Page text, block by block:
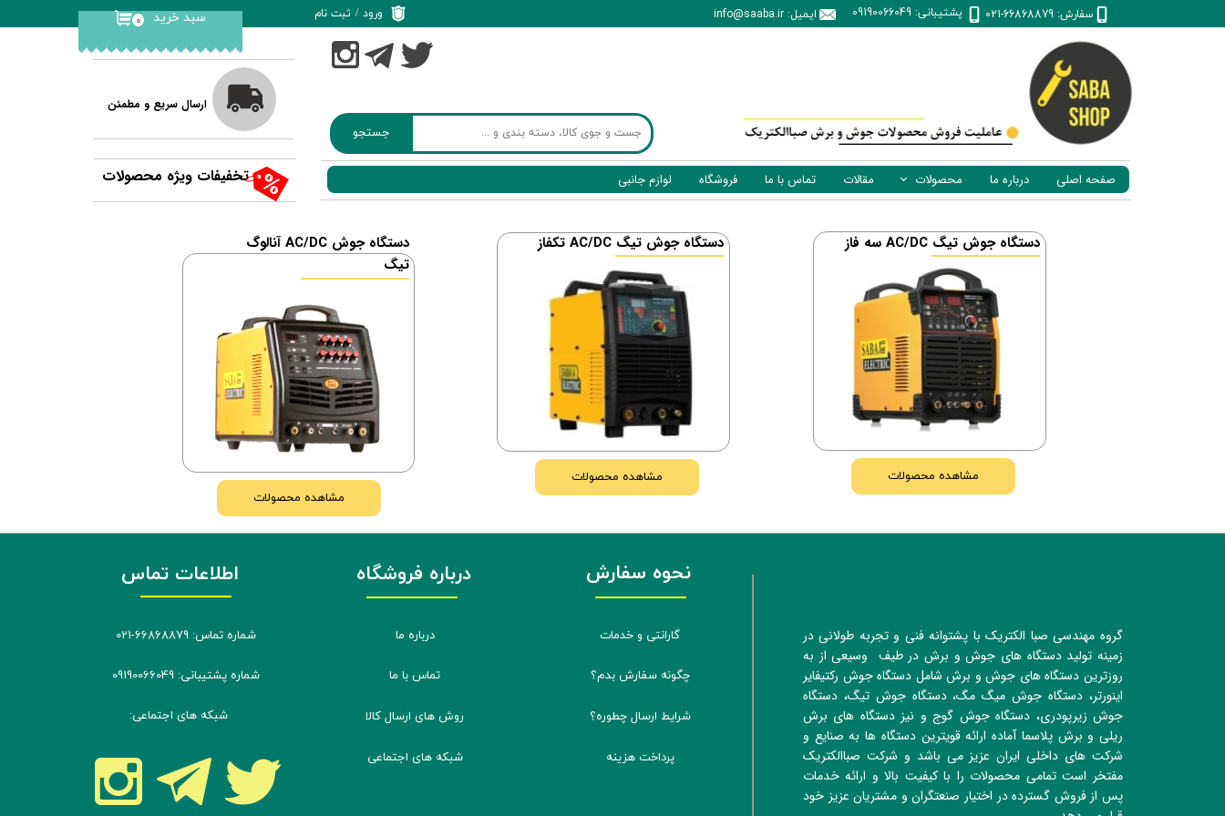
جستجو
ارسال سریع و مطمئن
ایمیل: info@saaba.ir سفارش: 66868879-021 ۰ سبد خرید ورود / ثبت نام
حساب کاربری من
تغییر گذر واژه
خروج از حساب
کاربری
پشتیبانی: 09190066049
صفحه اصلی درباره ما محصولات
میگ مگ
زیرپودری
برش پلاسما
برش ریلی
گوج
مستر میگ
مقالات تماس با ما فروشگاه لوازم جانبی تخفیفات ویژه محصولات
سه فاز AC/DC دستگاه جوش تیگ
مشاهده محصولات
مشاهده محصولات
تیگ
تکفاز AC/DC دستگاه جوش تیگ
مشاهده محصولات
گروه مهندسی صبا الکتریک با پشتوانه فنی و تجربه طولانی در
زمینه تولید دستگاه های جوش و برش در طیف وسیعی از به
روزترین دستگاه های جوش و برش شامل دستگاه جوش رکتیفایر
اینورتر، دستگاه جوش میگ مگ، دستگاه جوش تیگ، دستگاه
جوش زیرپودری، دستگاه جوش گوج و نیز دستگاه های برش
ریلی و برش پلاسما آماده ارائه قویترین دستگاه ها به صنایع و
شرکت های داخلی ایران عزیز می باشد و شرکت صباالکتریک
مفتخر است تمامی محصولات را با کیفیت بالا و ارائه خدمات
پس از فروش گسترده در اختیار صنعتگران و مشتریان عزیز خود
شماره تماس: 66868879-021
شماره پشتیبانی: 09190066049
شبکه های اجتماعی:
نحوه سفارش
گارانتی و خدمات
چگونه سفارش بدم؟
شرایط ارسال چطوره؟
پرداخت هزینه
درباره فروشگاه
درباره ما
تماس با ما
روش های ارسال کالا
شبکه های اجتماعی
اطلاعات تماس